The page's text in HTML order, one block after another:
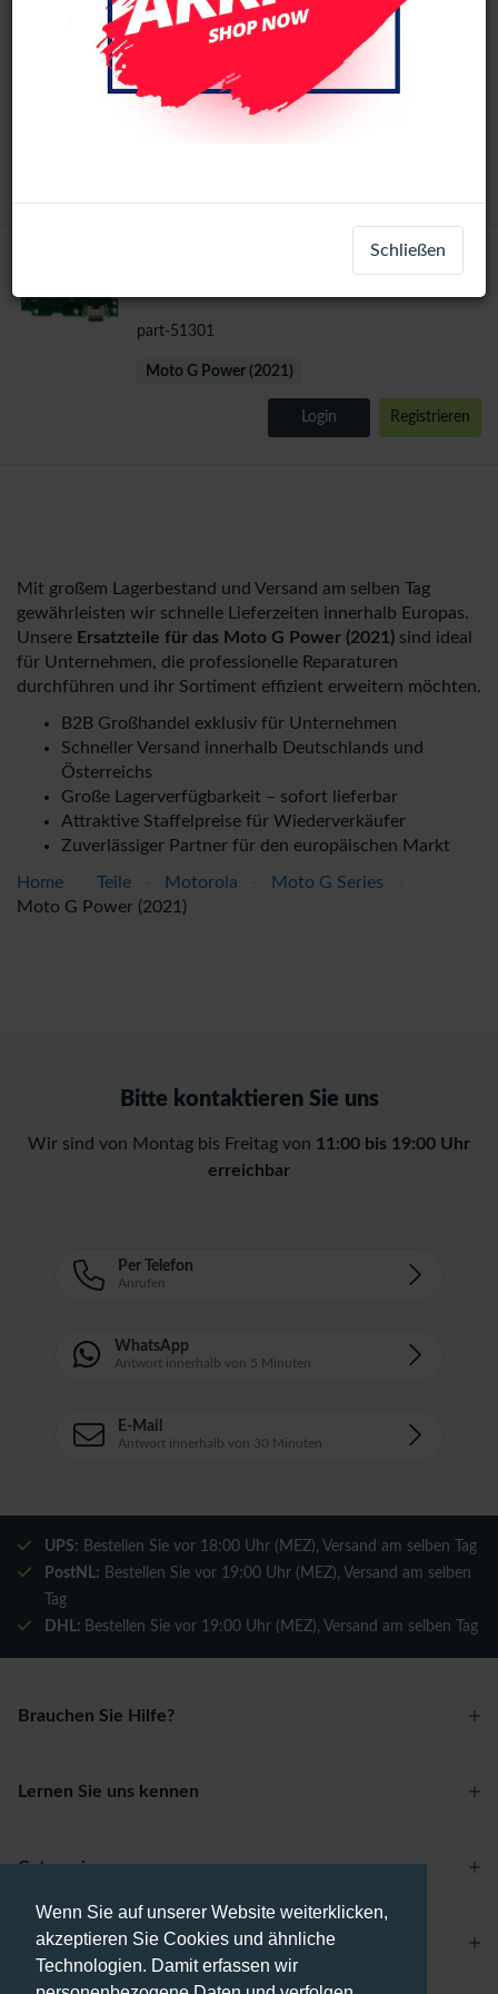
Wenn Sie auf unserer Website weiterklicken,
akzeptieren Sie Cookies und ähnliche
Technologien. Damit erfassen wir
Motorola Moto G Power (2021) / G10 Play
LCD Display No Frame (All Colors) (Ori)
LCD-49893
part-51301
Moto G Power (2021)
Login Registrieren
Mit großem Lagerbestand und Versand am selben Tag
gewährleisten wir schnelle Lieferzeiten innerhalb Europas.
Unsere Ersatzteile für das Moto G Power (2021) sind ideal
für Unternehmen, die professionelle Reparaturen
durchführen und ihr Sortiment effizient erweitern möchten.
B2B Großhandel exklusiv für Unternehmen
Schneller Versand innerhalb Deutschlands und
Österreichs
Große Lagerverfügbarkeit – sofort lieferbar
Attraktive Staffelpreise für Wiederverkäufer
Zuverlässiger Partner für den europäischen Markt
Home Teile Motorola Moto G Series
Moto G Power (2021)
Bitte kontaktieren Sie uns
Wir sind von Montag bis Freitag von 11:00 bis 19:00 Uhr
erreichbar
Per Telefon
Anrufen
WhatsApp
Antwort innerhalb von 5 Minuten
E-Mail
Antwort innerhalb von 30 Minuten
UPS: Bestellen Sie vor 18:00 Uhr (MEZ), Versand am selben Tag
PostNL: Bestellen Sie vor 19:00 Uhr (MEZ), Versand am selben
Tag
DHL: Bestellen Sie vor 19:00 Uhr (MEZ), Versand am selben Tag
Brauchen Sie Hilfe?
Lernen Sie uns kennen
Categories
Account
Schließen